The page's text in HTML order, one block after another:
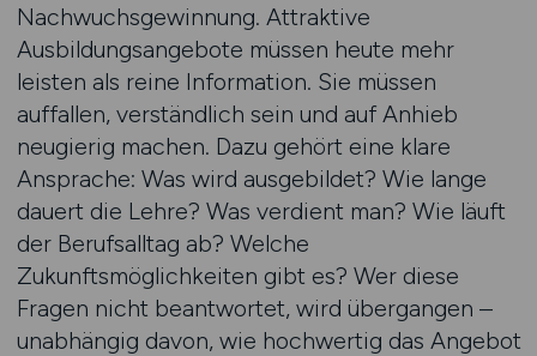
Nachwuchsgewinnung. Attraktive
Ausbildungsangebote müssen heute mehr
leisten als reine Information. Sie müssen
auffallen, verständlich sein und auf Anhieb
neugierig machen. Dazu gehört eine klare
Ansprache: Was wird ausgebildet? Wie lange
dauert die Lehre? Was verdient man? Wie läuft
der Berufsalltag ab? Welche
Zukunftsmöglichkeiten gibt es? Wer diese
Fragen nicht beantwortet, wird übergangen –
unabhängig davon, wie hochwertig das Angebot